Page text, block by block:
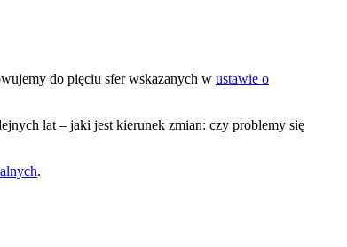
do pięciu sfer wskazanych w ustawie o
lat – jaki jest kierunek zmian: czy problemy się
.